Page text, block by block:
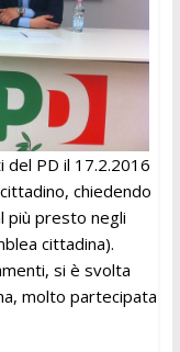
PD il 17.2.2016
chiedendo
più presto negli
cittadina).
si è svolta
molto partecipata